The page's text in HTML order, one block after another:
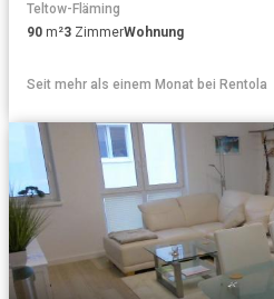
Teltow-Fläming
90 m²3 ZimmerWohnung
Seit mehr als einem Monat bei Rentola